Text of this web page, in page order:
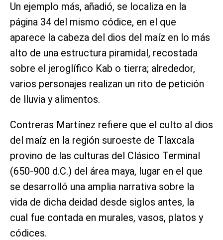
Un ejemplo más, añadió, se localiza en la
página 34 del mismo códice, en el que
aparece la cabeza del dios del maíz en lo más
alto de una estructura piramidal, recostada
sobre el jeroglífico Kab o tierra; alrededor,
varios personajes realizan un rito de petición
de lluvia y alimentos.
Contreras Martínez refiere que el culto al dios
del maíz en la región suroeste de Tlaxcala
provino de las culturas del Clásico Terminal
(650-900 d.C.) del área maya, lugar en el que
se desarrolló una amplia narrativa sobre la
vida de dicha deidad desde siglos antes, la
cual fue contada en murales, vasos, platos y
códices.